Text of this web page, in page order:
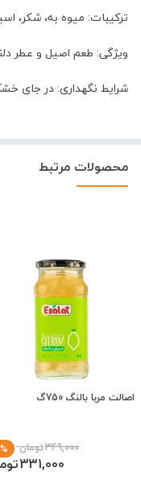
ترکیبات: میوه به، شکر،
ویژگی: طعم اصیل و عطر
شرایط نگهداری: در جای
محصولات مرتبط
اصالت مربا بالنگ 750گ
349,000تومان
331,000